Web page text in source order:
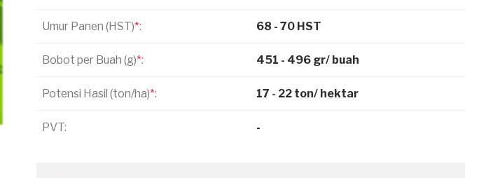
Umur Panen (HST)*: 68 - 70 HST
Bobot per Buah (g)*: 451 - 496 gr/ buah
Potensi Hasil (ton/ha)*: 17 - 22 ton/ hektar
PVT: -